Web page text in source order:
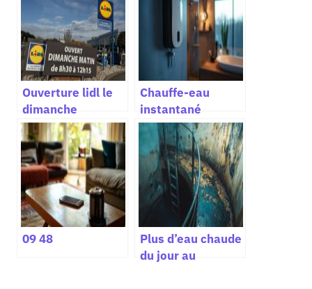
Ouverture lidl le
dimanche
Chauffe-eau
instantané
09 48
Plus d’eau chaude
du jour au